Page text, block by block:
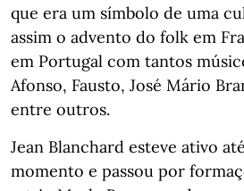
que era um símbolo de uma
assim o advento do folk em
em Portugal com tantos
Afonso, Fausto, José Mário
entre outros.
Jean Blanchard esteve ativo
momento e passou por